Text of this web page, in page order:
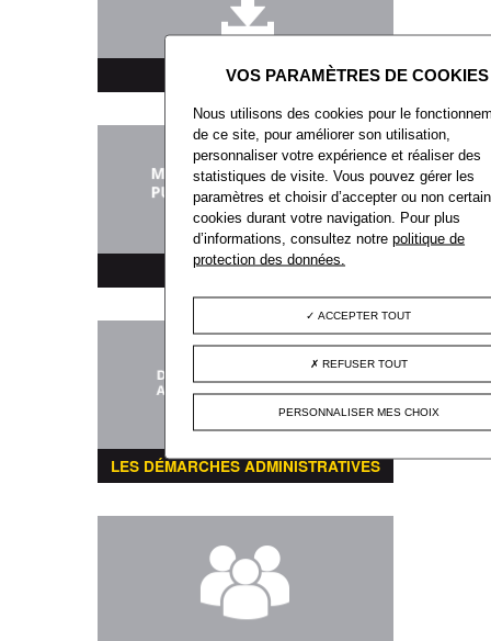
TÉLÉCHARGEMENT
MARCHÉS PUBLICS
LES DÉMARCHES ADMINISTRATIVES
Nous utilisons des cookies pour le
de ce site, pour améliorer son utilisation,
personnaliser votre expérience et réaliser des
statistiques de visite. Vous pouvez gérer les
paramètres et choisir d’accepter ou non
cookies durant votre navigation. Pour plus
d’informations, consultez notrepolitique de
protection des données.
ACCEPTER TOUT
REFUSER TOUT
PERSONNALISER MES CHOIX